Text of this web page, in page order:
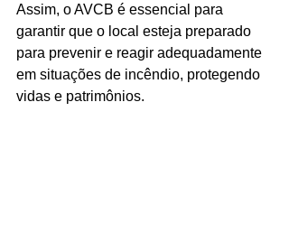
Assim, o AVCB é essencial para
garantir que o local esteja preparado
para prevenir e reagir adequadamente
em situações de incêndio, protegendo
vidas e patrimônios.